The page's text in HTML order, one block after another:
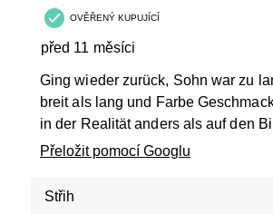
OVĚŘENÝ KUPUJÍCÍ
před 11 měsíci
Ging wieder zurück, Sohn war zu
breit als lang und Farbe
in der Realität anders als auf den
Přeložit pomocí Googlu
Střih